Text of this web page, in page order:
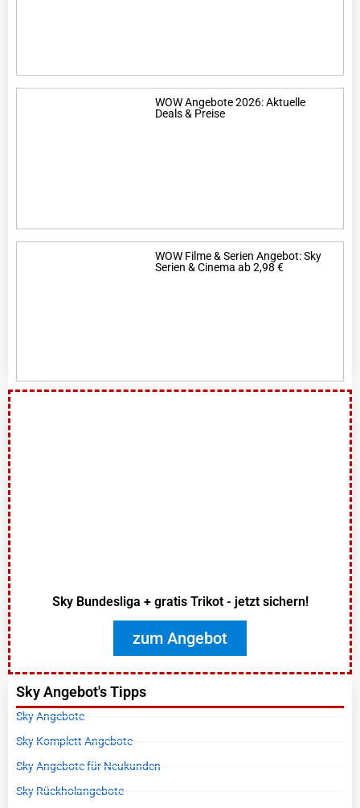
WOW Angebote 2026: Aktuelle
Deals & Preise
WOW Filme & Serien Angebot: Sky
Serien & Cinema ab 2,98 €
Sky Bundesliga + gratis Trikot - jetzt sichern!
zum Angebot
Sky Angebot's Tipps
Sky Angebote
Sky Komplett Angebote
Sky Angebote für Neukunden
Sky Rückholangebote